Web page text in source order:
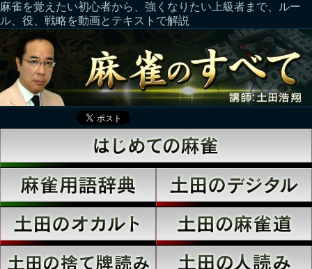
麻雀を覚えたい初心者から、強くなりたい上級者まで、ルー
ル、役、戦略を動画とテキストで解説